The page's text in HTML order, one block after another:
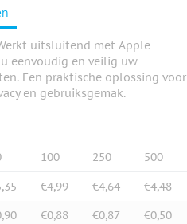
uitsluitend met Apple
eenvoudig en veilig uw
Een praktische oplossing voor
en gebruiksgemak.
100 250 500
€4,99 €4,64
€4,48
€0,88 €0,87 €0,50